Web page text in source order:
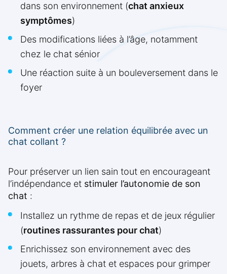
dans son environnement (chat anxieux
symptômes)
Des modifications liées à l’âge, notamment
chez le chat sénior
Une réaction suite à un bouleversement dans le
foyer
Comment créer une relation équilibrée avec un
chat collant ?
Pour préserver un lien sain tout en encourageant
l’indépendance et stimuler l’autonomie de son
chat :
Installez un rythme de repas et de jeux régulier
(routines rassurantes pour chat)
Enrichissez son environnement avec des
jouets, arbres à chat et espaces pour grimper